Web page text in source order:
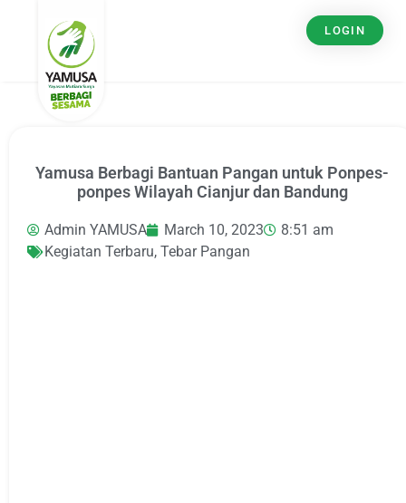
LOGIN
Yamusa Berbagi Bantuan Pangan untuk Ponpes-
ponpes Wilayah Cianjur dan Bandung
Admin YAMUSA March 10, 2023
8:51 am
Kegiatan Terbaru, Tebar Pangan